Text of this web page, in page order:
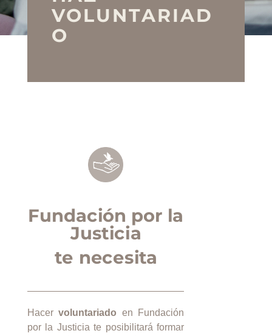
VOLUNTARIAD
O
Fundación por la
Justicia
te necesita
Hacervoluntariado en Fundación
por la Justicia te posibilitará formar